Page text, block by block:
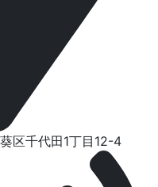
区千代⽥1丁⽬12-4